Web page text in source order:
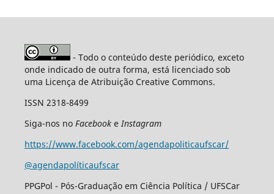
- Todo o conteúdo deste periódico, exceto
onde indicado de outra forma, está licenciado sob
uma Licença de Atribuição Creative Commons.
ISSN 2318-8499
Siga-nos no Facebook eInstagram
https://www.facebook.com/agendapoliticaufscar/
@agendapolíticaufscar
PPGPol - Pós-Graduação em Ciência Política / UFSCar